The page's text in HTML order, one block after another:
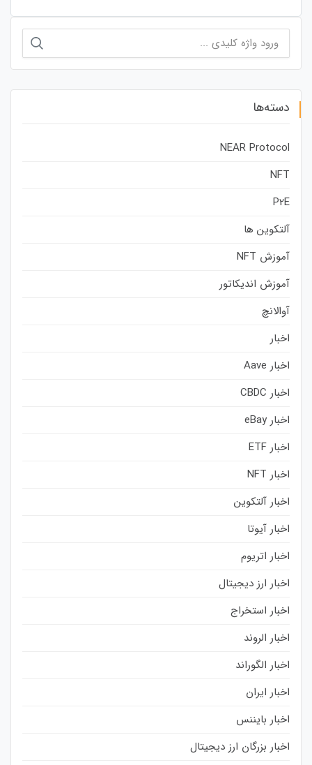
برای:
دسته‌ها
NEAR Protocol
NFT
P2E
آلتکوین ها
آموزش NFT
آموزش اندیکاتور
آوالانچ
اخبار
اخبار Aave
اخبار CBDC
اخبار eBay
اخبار ETF
اخبار NFT
اخبار آلتکوین
اخبار آیوتا
اخبار اتریوم
اخبار ارز دیجیتال
اخبار استخراج
اخبار الروند
اخبار الگوراند
اخبار ایران
اخبار بایننس
اخبار بزرگان ارز دیجیتال